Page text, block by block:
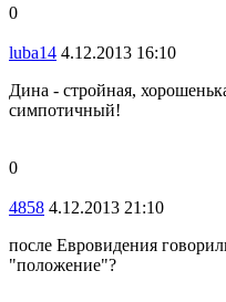
0
luba14 4.12.2013 16:10
Дина - стройная,
симпотичный!
0
4858 4.12.2013 21:10
после Евровидения
"положение"?